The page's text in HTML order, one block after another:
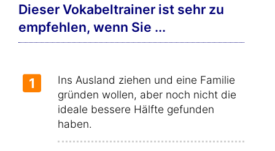
Dieser Vokabeltrainer ist sehr zu
empfehlen, wenn Sie ...
1
Ins Ausland ziehen und eine Familie
gründen wollen, aber noch nicht die
ideale bessere Hälfte gefunden
haben.